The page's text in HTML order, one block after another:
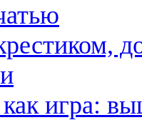
как игра: